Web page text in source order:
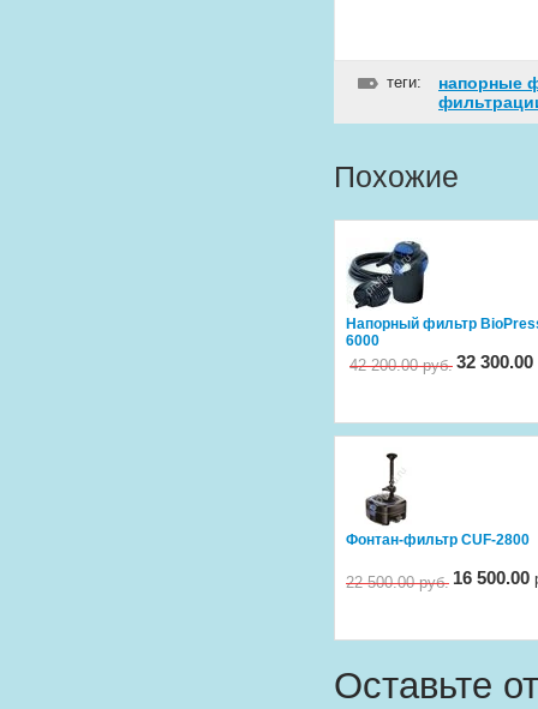
теги:
напорные
Похожие
Напорный фильтр
6000
42 200.00руб. 32 300.00
Фонтан-фильтр CUF-2800
22 500.00руб. 16 500.00
Оставьте